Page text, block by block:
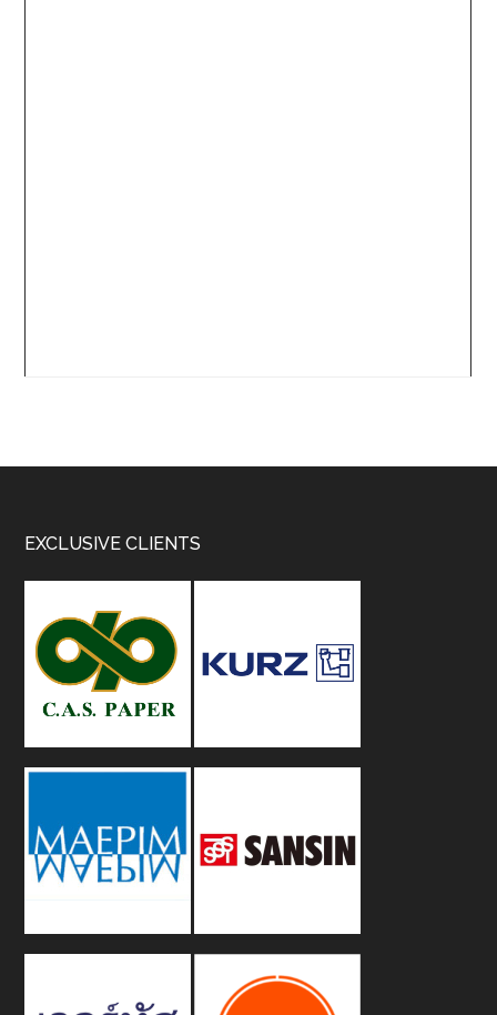
Footer
EXCLUSIVE CLIENTS